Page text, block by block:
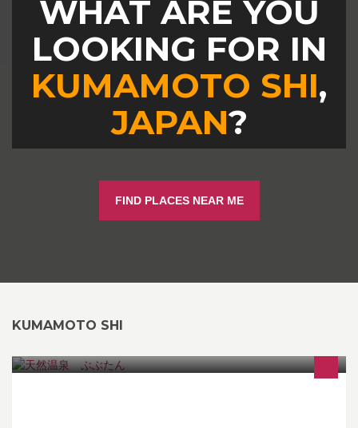
WHAT ARE YOU
LOOKING FOR IN
KUMAMOTO SHI,
JAPAN?
FIND PLACES NEAR ME
KUMAMOTO SHI